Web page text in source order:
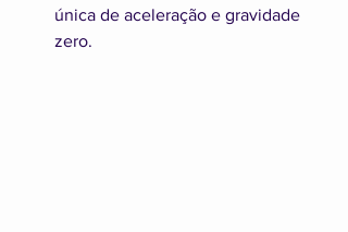
única de aceleração e gravidade
zero.